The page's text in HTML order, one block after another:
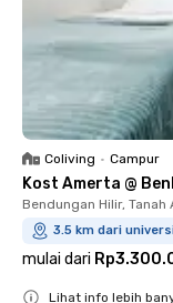
Coliving • Campur
Kost Amerta @
Bendungan Hilir, Tanah
3.5 km dari
mulai dari
Lihat info lebih